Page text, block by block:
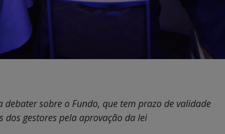
sobre o Fundo, que tem prazo de validade
dos gestores pela aprovação da lei